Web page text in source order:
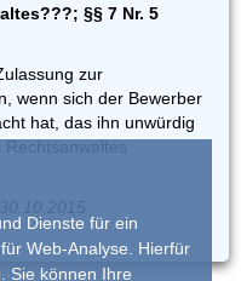
§§ 7 Nr. 5
zur
wenn sich der Bewerber
hat, das ihn unwürdig
Dienste für ein
Web-Analyse. Hierfür
Sie können Ihre